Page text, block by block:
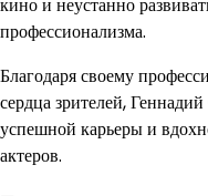
профессионализма.
Благодаря своему
сердца зрителей,
успешной карьеры и
актеров.